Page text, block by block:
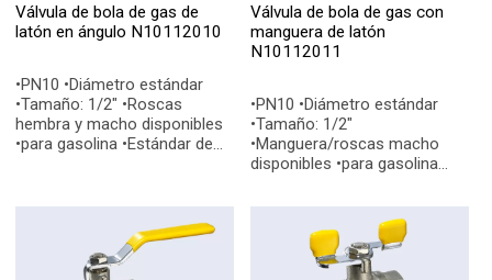
Válvula de bola de gas de
latón en ángulo N10112010
•PN10 •Diámetro estándar
•Tamaño: 1/2" •Roscas
hembra y macho disponibles
•para gasolina •Estándar de
Válvula de bola de gas con
manguera de latón
N10112011
•PN10 •Diámetro estándar
•Tamaño: 1/2"
•Manguera/roscas macho
disponibles •para gasolina
EN228-1 •Conexiones finales: